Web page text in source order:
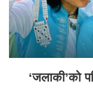
‘जलाकी’को